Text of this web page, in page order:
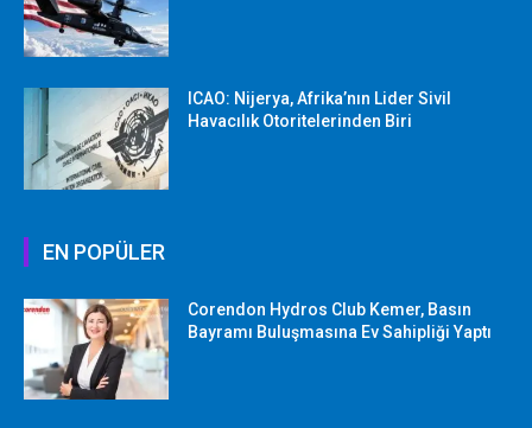
ICAO: Nijerya, Afrika’nın Lider Sivil
Havacılık Otoritelerinden Biri
EN POPÜLER
Corendon Hydros Club Kemer, Basın
Bayramı Buluşmasına Ev Sahipliği Yaptı